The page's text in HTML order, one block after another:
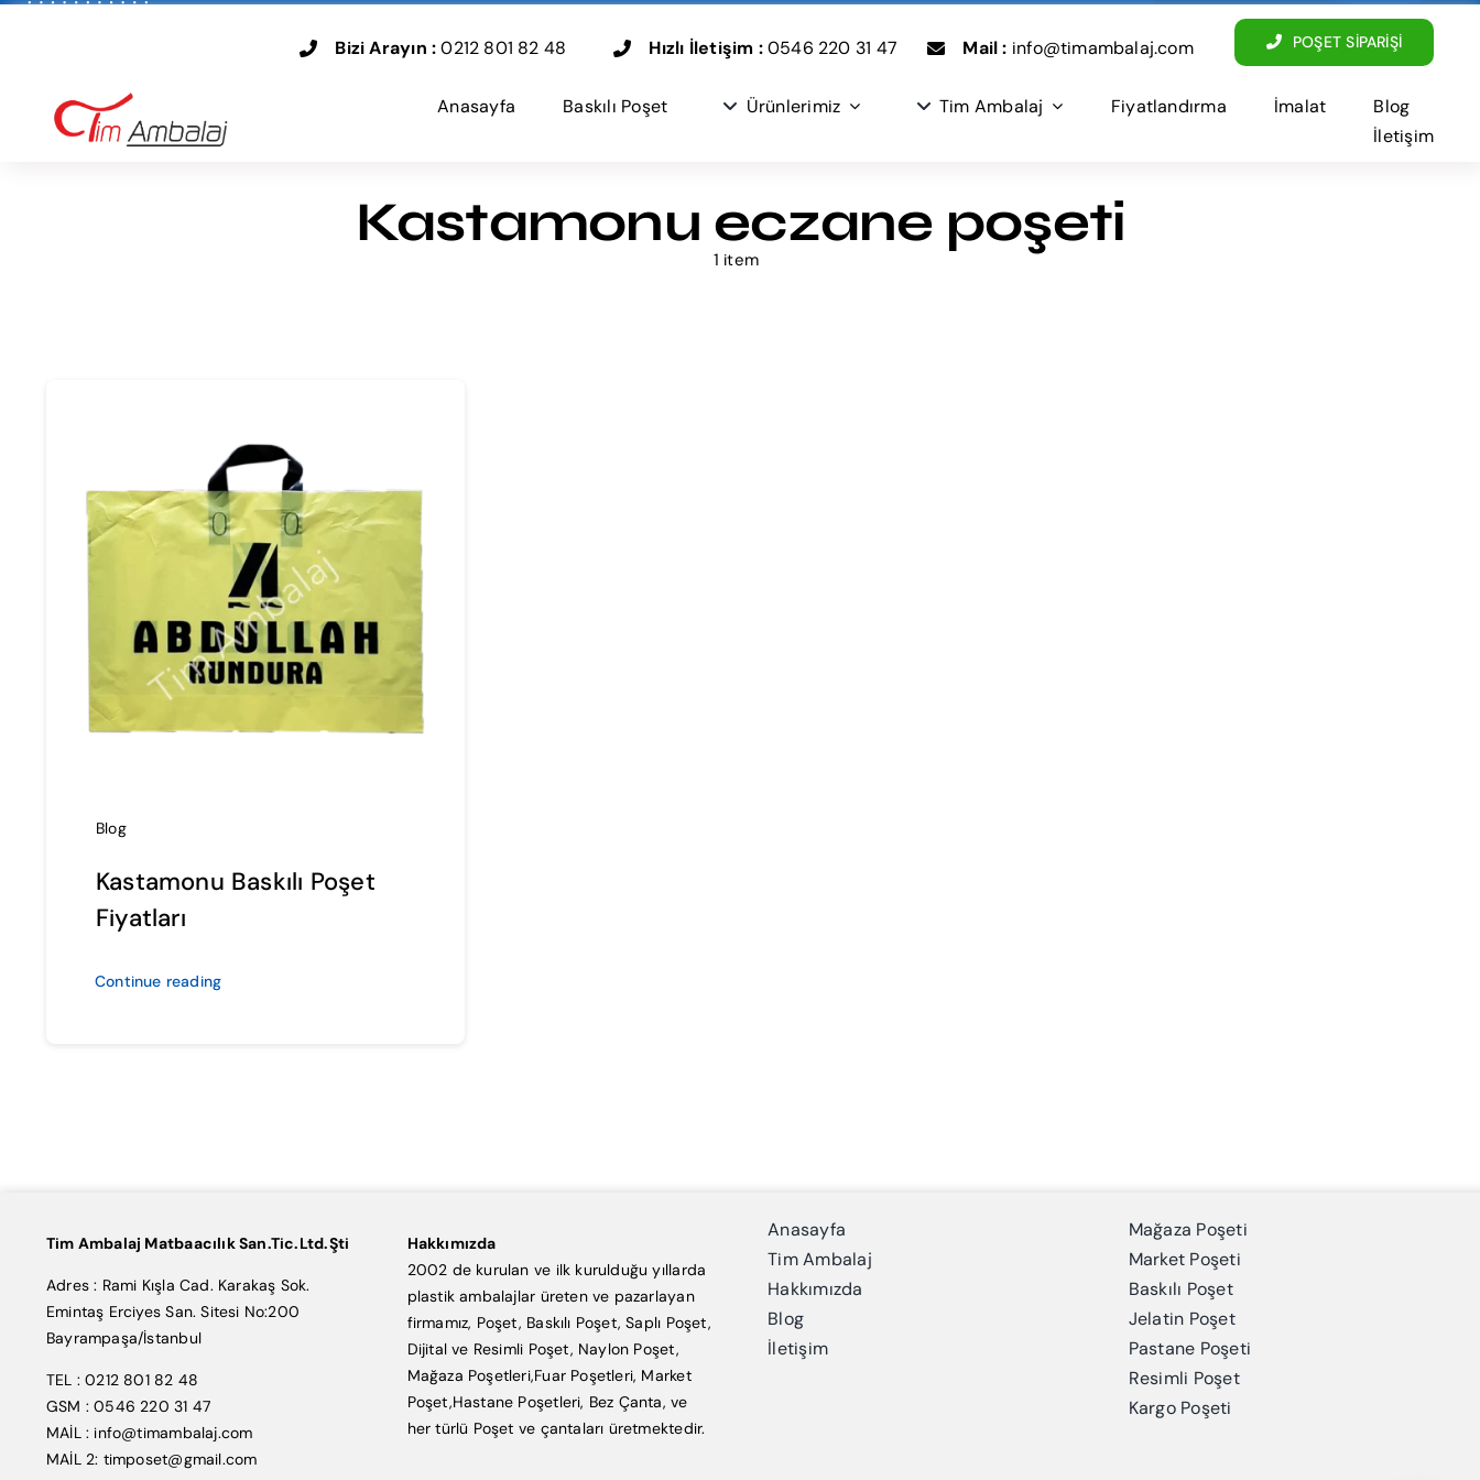
Bizi Arayın :0212 801 82 48 Hızlı İletişim :0546 220 31 47 Mail : info@timambalaj.com POŞET SİPARİŞİ
Anasayfa Baskılı Poşet Ürünlerimiz Tim Ambalaj Fiyatlandırma İmalat
Blog
İletişim
Kastamonu eczane poşeti
1 item
Blog
Kastamonu Baskılı Poşet
Fiyatları
Continue reading
Tim Ambalaj Matbaacılık San.Tic.Ltd.Şti
Adres : Rami Kışla Cad. Karakaş Sok.
Emintaş Erciyes San. Sitesi No:200
Bayrampaşa/İstanbul
TEL : 0212 801 82 48
GSM : 0546 220 31 47
MAİL : info@timambalaj.com
MAİL 2: timposet@gmail.com
Hakkımızda
2002 de kurulan ve ilk kurulduğu yıllarda
plastik ambalajlar üreten ve pazarlayan
firmamız, Poşet, Baskılı Poşet, Saplı Poşet,
Dijital ve Resimli Poşet, Naylon Poşet,
Mağaza Poşetleri,Fuar Poşetleri, Market
Poşet,Hastane Poşetleri, Bez Çanta, ve
her türlü Poşet ve çantaları üretmektedir.
Anasayfa
Tim Ambalaj
Hakkımızda
Blog
İletişim
Mağaza Poşeti
Market Poşeti
Baskılı Poşet
Jelatin Poşet
Pastane Poşeti
Resimli Poşet
Kargo Poşeti